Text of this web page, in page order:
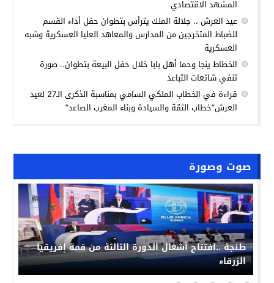
صوت وصورة
طنجة ..افتتاح أشغال الدورة الثالثة من قمة إفريقيا
الزرقاء
المشهد الاقتصادي
عيد العرش .. جلالة الملك يترأس بتطوان حفل أداء القسم
للضباط المتخرجين من المدارس والمعاهد العليا العسكرية وشبه
العسكرية
الخطاط ينجا وحما أهل بابا خلال حفل البيعة بتطوان.. صورة
تنفي شائعات التباعد
قراءة في الخطاب الملكي السامي بمناسبة الذكرى الـ27 لعيد
العرش”خطاب الثقة والسيادة وبناء المغرب الصاعد”